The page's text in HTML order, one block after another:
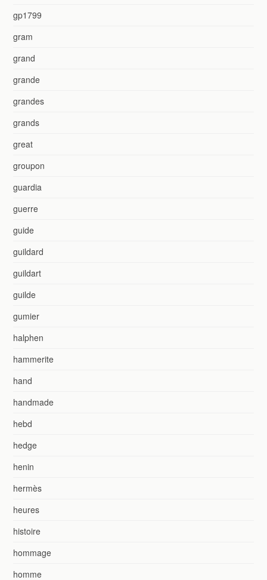
gp1799
gram
grand
grande
grandes
grands
great
groupon
guardia
guerre
guide
guildard
guildart
guilde
gumier
halphen
hammerite
hand
handmade
hebd
hedge
henin
hermès
heures
histoire
hommage
homme